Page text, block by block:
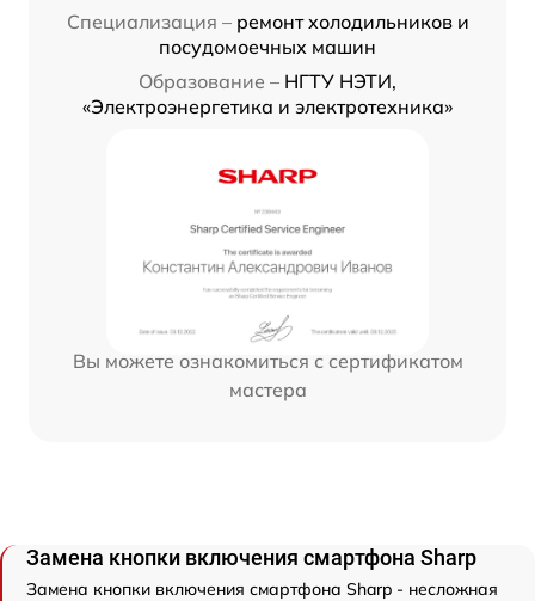
Специализация – ремонт холодильников и
посудомоечных машин
Образование – НГТУ НЭТИ,
«Электроэнергетика и электротехника»
Вы можете ознакомиться с сертификатом
мастера
Замена кнопки включения смартфона Sharp
Замена кнопки включения смартфона Sharp - несложная